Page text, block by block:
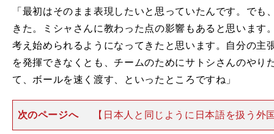
「最初はそのまま表現したいと思っていたんです。で
きた。ミシャさんに教わった点の影響もあると思います
考え始められるようになってきたと思います。自分の主
を発揮できなくとも、チームのためにサトシさんのやり
て、ボールを速く渡す、といったところですね」
次のページへ
【日本人と同じように日本語を扱う
役割を果たせるのも、10年間の日々での紆余曲折を経て